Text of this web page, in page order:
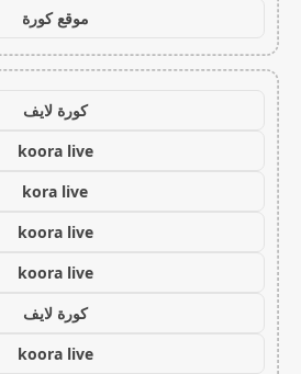
موقع كورة
كورة لايف
koora live
kora live
koora live
koora live
كورة لايف
koora live